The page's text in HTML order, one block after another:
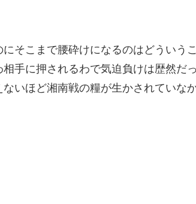
そこまで腰砕けになるのはどういう
手に押されるわで気迫負けは歴然だっ
いほど湘南戦の糧が生かされていなか